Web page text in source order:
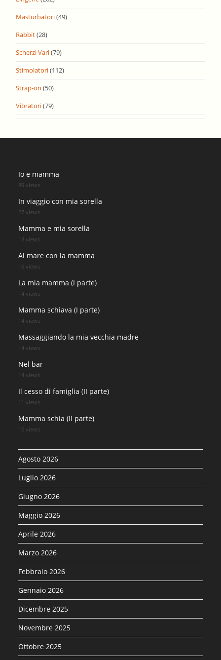
Masturbatori(49)
Rabbit(28)
Scherzi Vari(79)
Stimolatori(112)
Strap-on (50)
Vibratori(79)
Io e mamma
89 views
In viaggio con mia sorella
27 views
Mamma e mia sorella
18 views
Al mare con la mamma
16 views
La mia mamma (I parte)
14 views
Mamma schiava (I parte)
14 views
Massaggiando la mia vecchia madre
14 views
Nel bar
14 views
Il cesso di famiglia (II parte)
11 views
Mamma schia (II parte)
10 views
Agosto 2026
Luglio 2026
Giugno 2026
Maggio 2026
Aprile 2026
Marzo 2026
Febbraio 2026
Gennaio 2026
Dicembre 2025
Novembre 2025
Ottobre 2025